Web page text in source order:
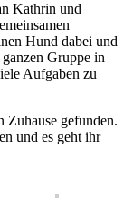
Kathrin und
Hund dabei und
Gruppe in
Aufgaben zu
Zuhause gefunden.
und es geht ihr